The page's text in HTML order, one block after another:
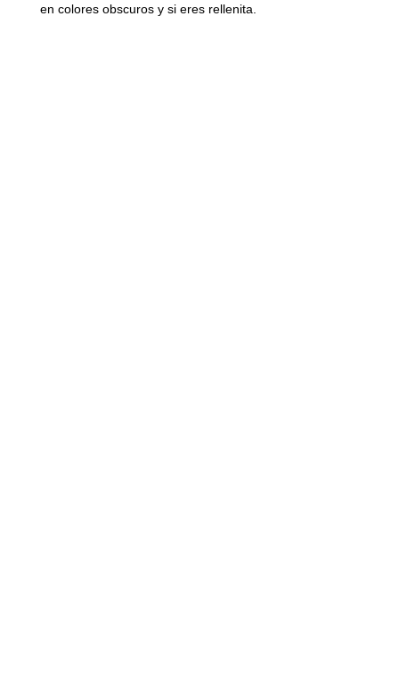
en colores obscuros y si eres rellenita.